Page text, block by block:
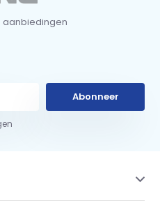
aanbiedingen
Abonneer